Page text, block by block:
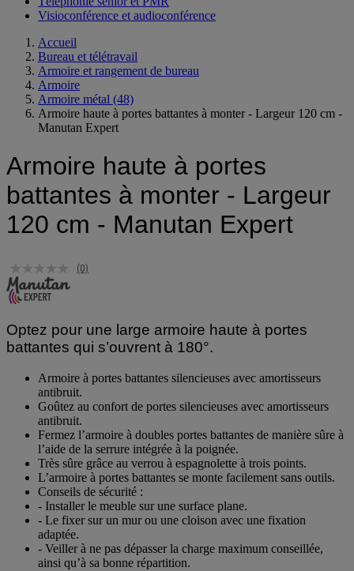
Visioconférence et audioconférence
Accueil
Bureau et télétravail
Armoire et rangement de bureau
Armoire
Armoire métal (48)
Armoire haute à portes battantes à monter - Largeur 120 cm -
Manutan Expert
Armoire haute à portes
battantes à monter - Largeur
120 cm - Manutan Expert
(0)
Optez pour une large armoire haute à portes
battantes qui s’ouvrent à 180°.
Armoire à portes battantes silencieuses avec amortisseurs
antibruit.
Goûtez au confort de portes silencieuses avec amortisseurs
antibruit.
Fermez l’armoire à doubles portes battantes de manière sûre à
l’aide de la serrure intégrée à la poignée.
Très sûre grâce au verrou à espagnolette à trois points.
L’armoire à portes battantes se monte facilement sans outils.
Conseils de sécurité :
- Installer le meuble sur une surface plane.
- Le fixer sur un mur ou une cloison avec une fixation
adaptée.
- Veiller à ne pas dépasser la charge maximum conseillée,
ainsi qu’à sa bonne répartition.